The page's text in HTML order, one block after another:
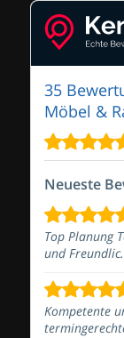
35
Möbel &
Neueste
Top Planung
und
Kompetente